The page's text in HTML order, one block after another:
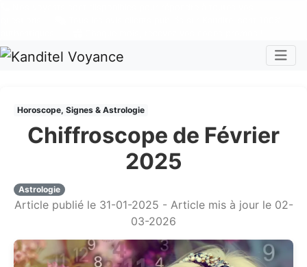
Horoscope, Signes & Astrologie
Chiffroscope de Février
2025
Astrologie
Article publié le 31-01-2025 - Article mis à jour le 02-
03-2026